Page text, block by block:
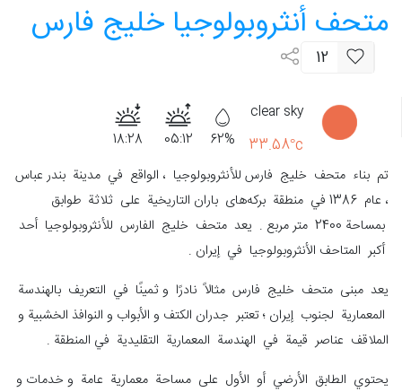
متحف أنثروبولوجيا خلیج ‌فارس
12
clear sky
33.58°c
62%
05:12
18:28
تم بناء متحف خلیج ‌فارس للأنثروبولوجيا ، الواقع في مدينة بندر عباس
، عام 1386 في منطقة برکه‌های باران التاريخية على ثلاثة طوابق
بمساحة 2400 متر مربع . يعد متحف خليج الفارس للأنثروبولوجيا أحد
أكبر المتاحف الأنثروبولوجيا في إيران .
يعد مبنى متحف خلیج ‌فارس مثالاً نادرًا و ثمينًا في التعريف بالهندسة
المعمارية لجنوب إيران ؛ تعتبر جدران الكتف و الأبواب و النوافذ الخشبية و
الملاقف عناصر قيمة في الهندسة المعمارية التقليدية في المنطقة .
يحتوي الطابق الأرضي أو الأول على مساحة معمارية عامة و خدمات و